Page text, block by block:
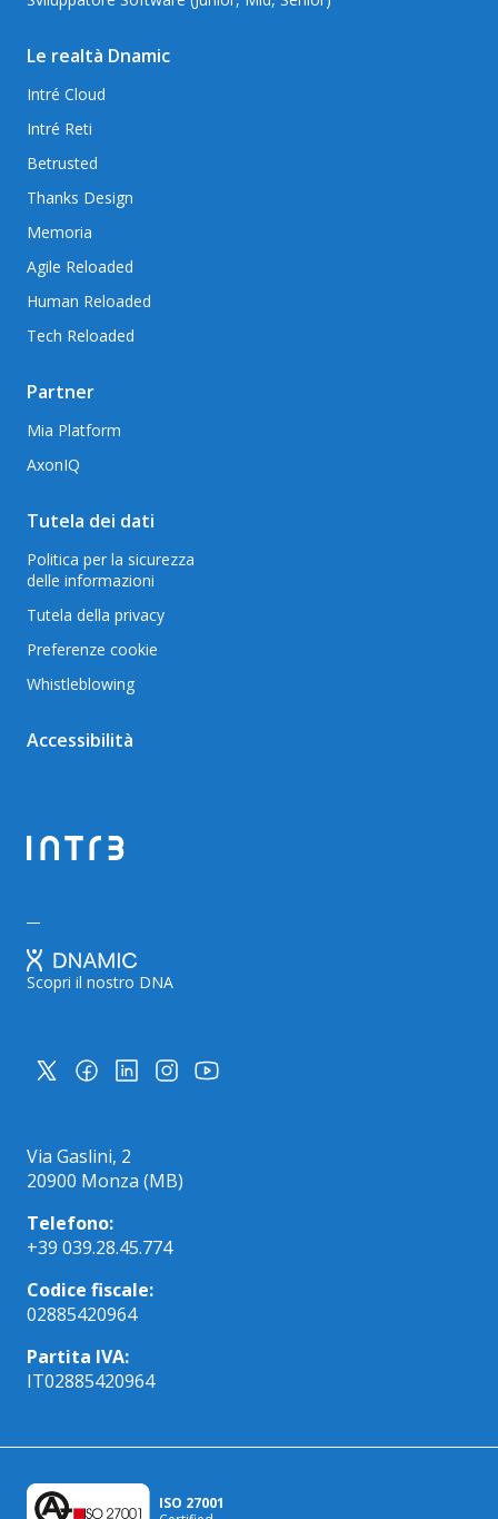
Le realtà Dnamic
Intré Cloud
Intré Reti
Betrusted
Thanks Design
Memoria
Agile Reloaded
Human Reloaded
Tech Reloaded
Partner
Mia Platform
AxonIQ
Tutela dei dati
Politica per la sicurezza
delle informazioni
Tutela della privacy
Preferenze cookie
Whistleblowing
Accessibilità
Scopri il nostro DNA
Via Gaslini, 2
20900 Monza (MB)
Telefono:
+39 039.28.45.774
Codice fiscale:
02885420964
Partita IVA:
IT02885420964
ISO 27001